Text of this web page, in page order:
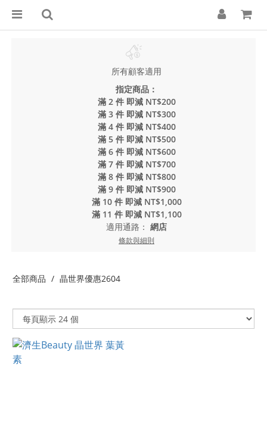
所有顧客適用
指定商品：
滿 2 件 即減 NT$200
滿 3 件 即減 NT$300
滿 4 件 即減 NT$400
滿 5 件 即減 NT$500
滿 6 件 即減 NT$600
滿 7 件 即減 NT$700
滿 8 件 即減 NT$800
滿 9 件 即減 NT$900
滿 10 件 即減 NT$1,000
滿 11 件 即減 NT$1,100
適用通路： 網店
條款與細則
全部商品 晶世界優惠2604